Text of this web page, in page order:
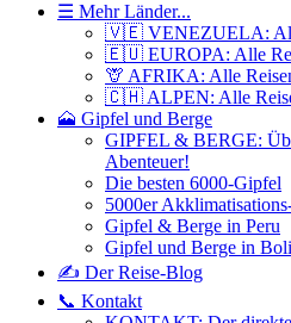
☰ Mehr Länder...
🇻🇪 VENEZUELA:
🇪🇺 EUROPA: Alle
🦒 AFRIKA: Alle
🇨🇭 ALPEN: Alle
🗻 Gipfel und Berge
GIPFEL & BERGE:
Abenteuer!
Die besten 6000-Gipfel
5000er
Gipfel & Berge in Peru
Gipfel und Berge in
✍️ Der Reise-Blog
📞 Kontakt